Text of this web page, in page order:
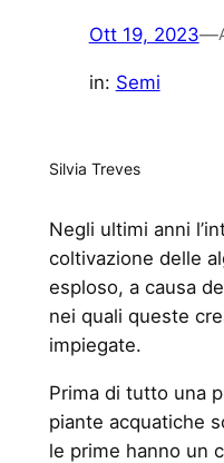
Ott 19, 2023—
in: Semi
Silvia Treves
Negli ultimi anni
coltivazione delle
esploso, a causa
nei quali queste
impiegate.
Prima di tutto una
piante acquatiche
le prime hanno un